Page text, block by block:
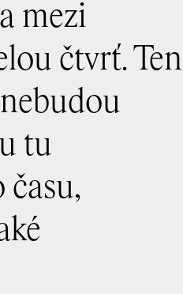
mezi
čtvrť. Ten
tu
času,